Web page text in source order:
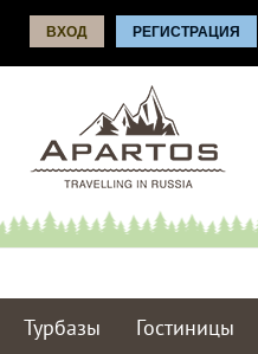
ВХОД РЕГИСТРАЦИЯ
Турбазы Гостиницы